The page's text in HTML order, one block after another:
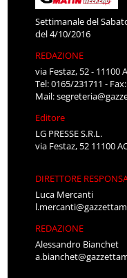
Settimanale del
del 4/10/2016
REDAZIONE
via Festaz, 52 - 11100
Tel: 0165/231711 -
Mail:
Editore
LG PRESSE S.R.L.
via Festaz, 52 11100
DIRETTORE
Luca Mercanti
REDAZIONE
Alessandro Bianchet